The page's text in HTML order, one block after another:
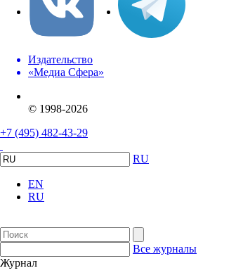
Издательство
«Медиа Сфера»
© 1998-2026
+7 (495) 482-43-29
RU
EN
RU
Все журналы
Журнал